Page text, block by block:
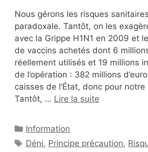
Nous gérons les risques
paradoxale. Tantôt, on les
avec la Grippe H1N1 en 2009 et
de vaccins achetés dont 6
réellement utilisés et 19 millions
de l’opération : 382 millions
caisses de l’État, donc pour notre
Tantôt, … Lire la suite
Catégories
Information
Étiquettes
Déni, Principe précaution,